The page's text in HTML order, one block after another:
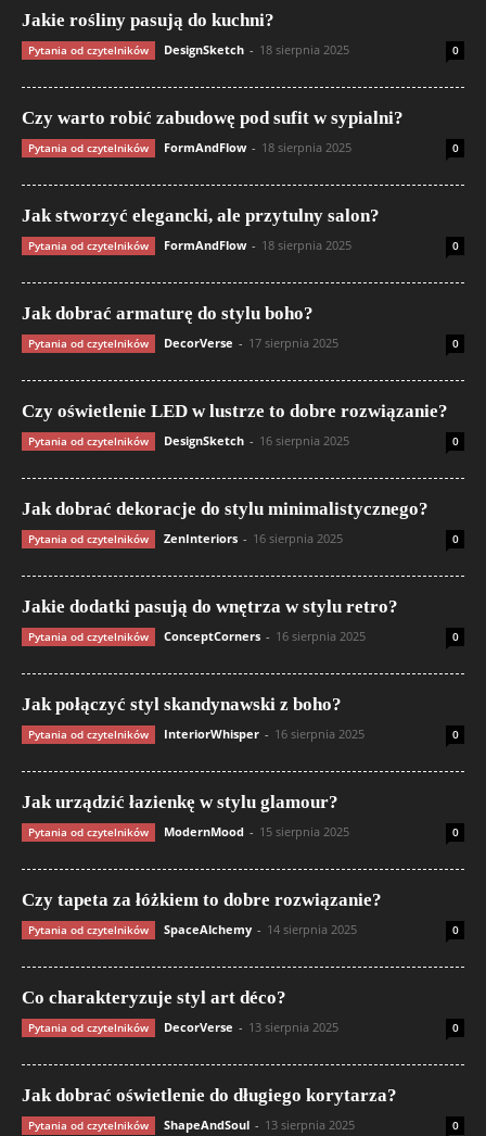
Jakie rośliny pasują do kuchni?
Pytania od czytelników DesignSketch - 18 sierpnia 2025 0
Czy warto robić zabudowę pod sufit w sypialni?
Pytania od czytelników FormAndFlow - 18 sierpnia 2025 0
Jak stworzyć elegancki, ale przytulny salon?
Pytania od czytelników FormAndFlow - 18 sierpnia 2025 0
Jak dobrać armaturę do stylu boho?
Pytania od czytelników DecorVerse - 17 sierpnia 2025 0
Czy oświetlenie LED w lustrze to dobre rozwiązanie?
Pytania od czytelników DesignSketch - 16 sierpnia 2025 0
Jak dobrać dekoracje do stylu minimalistycznego?
Pytania od czytelników ZenInteriors - 16 sierpnia 2025 0
Jakie dodatki pasują do wnętrza w stylu retro?
Pytania od czytelników ConceptCorners - 16 sierpnia 2025 0
Jak połączyć styl skandynawski z boho?
Pytania od czytelników InteriorWhisper - 16 sierpnia 2025 0
Jak urządzić łazienkę w stylu glamour?
Pytania od czytelników ModernMood - 15 sierpnia 2025 0
Czy tapeta za łóżkiem to dobre rozwiązanie?
Pytania od czytelników SpaceAlchemy - 14 sierpnia 2025 0
Co charakteryzuje styl art déco?
Pytania od czytelników DecorVerse - 13 sierpnia 2025 0
Jak dobrać oświetlenie do długiego korytarza?
Pytania od czytelników ShapeAndSoul - 13 sierpnia 2025 0